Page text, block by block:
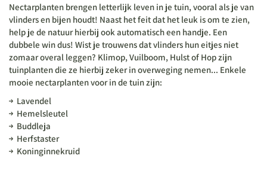
Nectarplanten brengen letterlijk leven in je tuin, vooral als je van
vlinders en bijen houdt! Naast het feit dat het leuk is om te zien,
help je de natuur hierbij ook automatisch een handje. Een
dubbele win dus! Wist je trouwens dat vlinders hun eitjes niet
zomaar overal leggen? Klimop, Vuilboom, Hulst of Hop zijn
tuinplanten die ze hierbij zeker in overweging nemen... Enkele
mooie nectarplanten voor in de tuin zijn:
Lavendel
Hemelsleutel
Buddleja
Herfstaster
Koninginnekruid